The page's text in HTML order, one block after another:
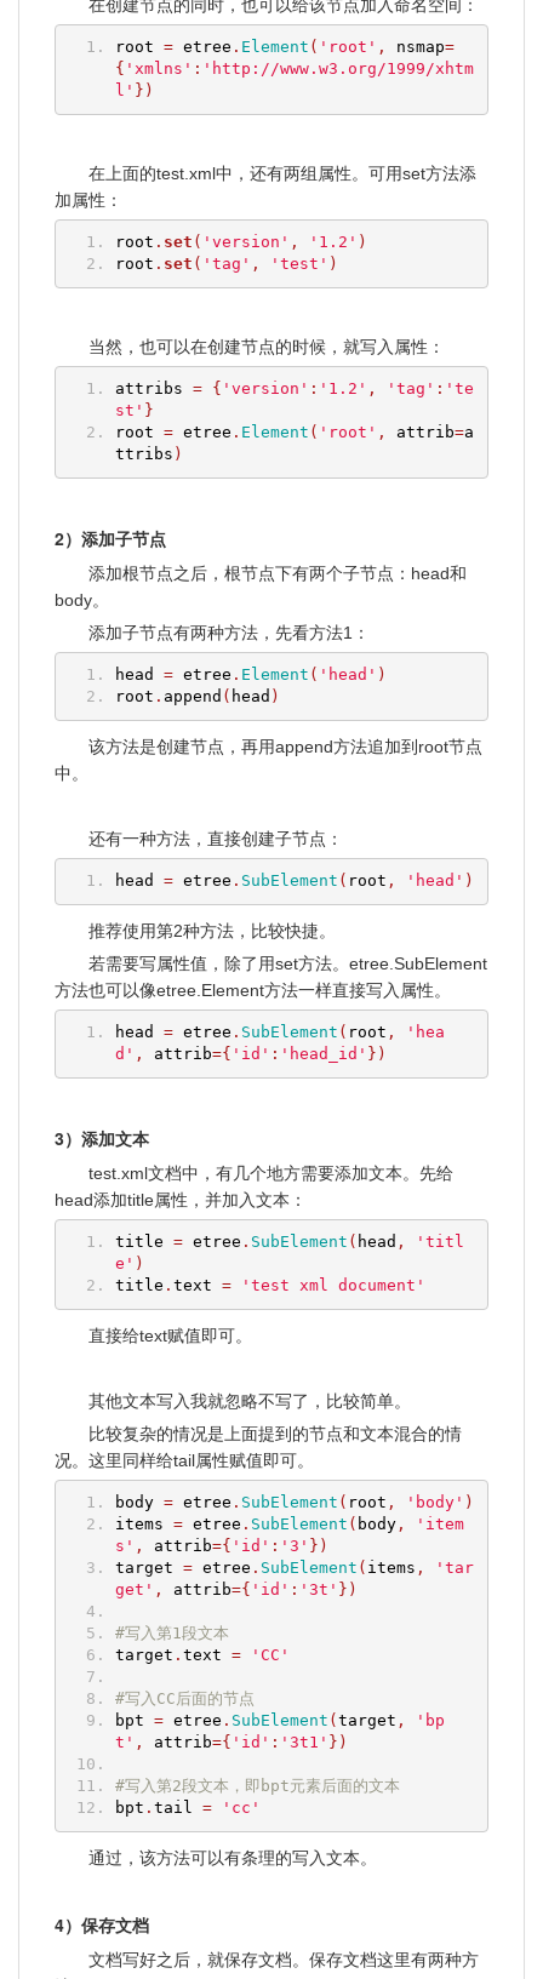
在创建节点的同时，也可以给该节点加入命名空间：
root = etree . Element ( 'root' , nsmap=
{ 'xmlns' : 'http://www.w3.org/1999/xhtm
l' })
在上面的test.xml中，还有两组属性。可用set方法添
加属性：
root . set ( 'version' , '1.2' )
root . set ( 'tag' , 'test' )
当然，也可以在创建节点的时候，就写入属性：
attribs = { 'version' : '1.2' , 'tag' : 'te
st' }
root = etree . Element ( 'root' , attrib=a
ttribs )
2）添加子节点
添加根节点之后，根节点下有两个子节点：head和
body。
添加子节点有两种方法，先看方法1：
head = etree . Element ( 'head' )
root . append ( head )
该方法是创建节点，再用append方法追加到root节点
中。
还有一种方法，直接创建子节点：
head = etree . SubElement ( root , 'head' )
推荐使用第2种方法，比较快捷。
若需要写属性值，除了用set方法。etree.SubElement
方法也可以像etree.Element方法一样直接写入属性。
head = etree . SubElement ( root ,
'hea
d' , attrib={ 'id' : 'head_id' })
3）添加文本
test.xml文档中，有几个地方需要添加文本。先给
head添加title属性，并加入文本：
title = etree . SubElement ( head ,
'titl
e' )
title . text = 'test xml document'
直接给text赋值即可。
其他文本写入我就忽略不写了，比较简单。
比较复杂的情况是上面提到的节点和文本混合的情
况。这里同样给tail属性赋值即可。
body = etree . SubElement ( root , 'body' )
items = etree . SubElement ( body,
'item
s' , attrib={ 'id' : '3' })
target = etree . SubElement ( items ,
'tar
get' , attrib={ 'id' : '3t' })
#写入第1段文本
target . text = 'CC'
#写入CC后面的节点
bpt = etree . SubElement ( target ,
'bp
t' , attrib={ 'id' : '3t1' })
#写入第2段文本，即bpt元素后面的文本
bpt . tail = 'cc'
通过，该方法可以有条理的写入文本。
4）保存文档
文档写好之后，就保存文档。保存文档这里有两种方